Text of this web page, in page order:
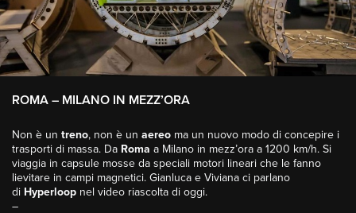
ROMA – MILANO IN MEZZ’ORA
Non è un treno, non è un aereo ma un nuovo modo di concepire i
trasporti di massa. Da Roma a Milano in mezz’ora a 1200 km/h. Si
viaggia in capsule mosse da speciali motori lineari che le fanno
lievitare in campi magnetici. Gianluca e Viviana ci parlano
di Hyperloop nel video riascolta di oggi.
–